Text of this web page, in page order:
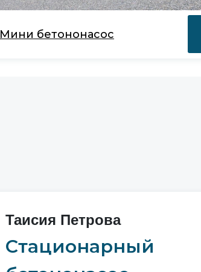
Мини бетононасос
Таисия Петрова
Стационарный